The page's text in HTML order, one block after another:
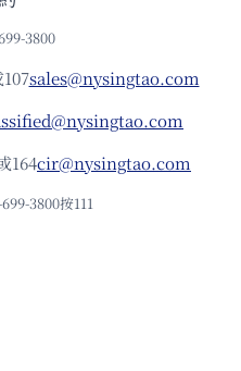
3800
sales@nysingtao.com
164cir@nysingtao.com
3800按111